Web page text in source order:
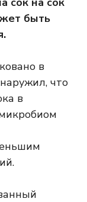
быть
в
что
в